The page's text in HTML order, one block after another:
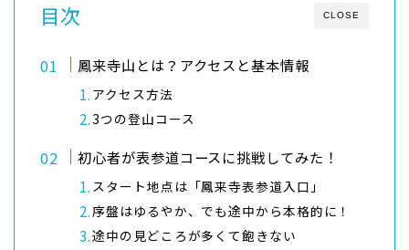
CLOSE
目次
鳳来寺山とは？アクセスと基本情報
アクセス方法
3つの登山コース
初心者が表参道コースに挑戦してみた！
スタート地点は「鳳来寺表参道入口」
序盤はゆるやか、でも途中から本格的に！
途中の見どころが多くて飽きない